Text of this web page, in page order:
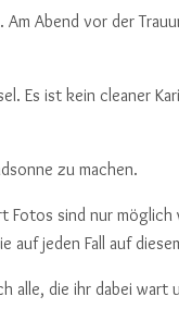
Abend vor der
Es ist kein cleaner
zu machen.
sind nur
jeden Fall auf
alle, die ihr dabei wart